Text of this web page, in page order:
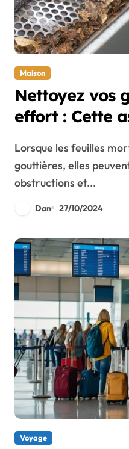
Maison
Nettoyez vos
effort : Cette
Lorsque les feuilles mortes s’accumulent dans les
gouttières, elles
obstructions et...
Dan 27/10/2024
Voyage